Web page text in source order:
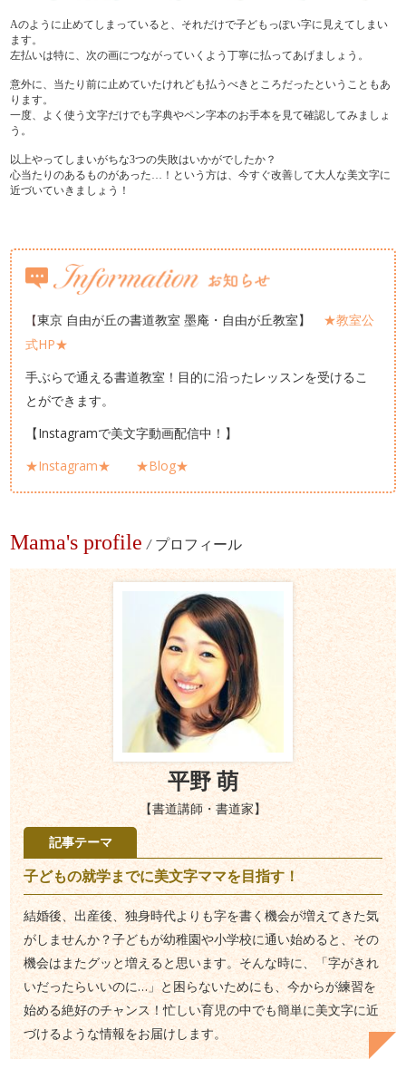
Aのように止めてしまっていると、それだけで子どもっぽい字に見えてしまい
ます。
左払いは特に、次の画につながっていくよう丁寧に払ってあげましょう。
意外に、当たり前に止めていたけれども払うべきところだったということもあ
ります。
一度、よく使う文字だけでも字典やペン字本のお手本を見て確認してみましょ
う。
以上やってしまいがちな3つの失敗はいかがでしたか？
心当たりのあるものがあった…！という方は、今すぐ改善して大人な美文字に
近づいていきましょう！
【東京 自由が丘の書道教室 墨庵・自由が丘教室】 ★教室公
式HP★
手ぶらで通える書道教室！目的に沿ったレッスンを受けるこ
とができます。
【Instagramで美文字動画配信中！】
★Instagram★
★Blog★
Mama's profile / プロフィール
平野 萌
【書道講師・書道家】
記事テーマ
子どもの就学までに美文字ママを目指す！
結婚後、出産後、独身時代よりも字を書く機会が増えてきた気
がしませんか？子どもが幼稚園や小学校に通い始めると、その
機会はまたグッと増えると思います。そんな時に、「字がきれ
いだったらいいのに…」と困らないためにも、今からが練習を
始める絶好のチャンス！忙しい育児の中でも簡単に美文字に近
づけるような情報をお届けします。